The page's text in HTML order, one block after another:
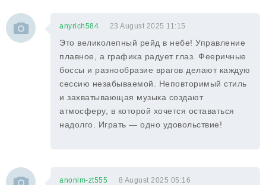
anyrich584 23 August 2025 11:15
Это великолепный рейд в небе! Управление
плавное, а графика радует глаз. Фееричные
боссы и разнообразие врагов делают каждую
сессию незабываемой. Неповторимый стиль
и захватывающая музыка создают
атмосферу, в которой хочется оставаться
надолго. Играть — одно удовольствие!
anonim-zt555 8 August 2025 05:16